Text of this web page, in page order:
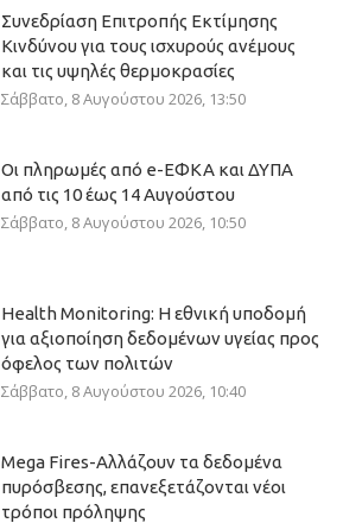
Συνεδρίαση Επιτροπής Εκτίμησης
Κινδύνου για τους ισχυρούς ανέμους
και τις υψηλές θερμοκρασίες
Σάββατο, 8 Αυγούστου 2026, 13:50
Οι πληρωμές από e-ΕΦΚΑ και ΔΥΠΑ
από τις 10 έως 14 Αυγούστου
Σάββατο, 8 Αυγούστου 2026, 10:50
Health Monitoring: Η εθνική υποδομή
για αξιοποίηση δεδομένων υγείας προς
όφελος των πολιτών
Σάββατο, 8 Αυγούστου 2026, 10:40
Mega Fires-Αλλάζουν τα δεδομένα
πυρόσβεσης, επανεξετάζονται νέοι
τρόποι πρόληψης